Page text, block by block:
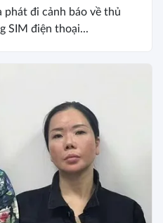
phát đi cảnh báo về thủ
SIM điện thoại...